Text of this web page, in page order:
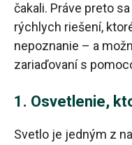
čakali. Práve preto
rýchlych riešení,
nepoznanie – a
zariaďovaní s
1. Osvetlenie,
Svetlo je jedným z